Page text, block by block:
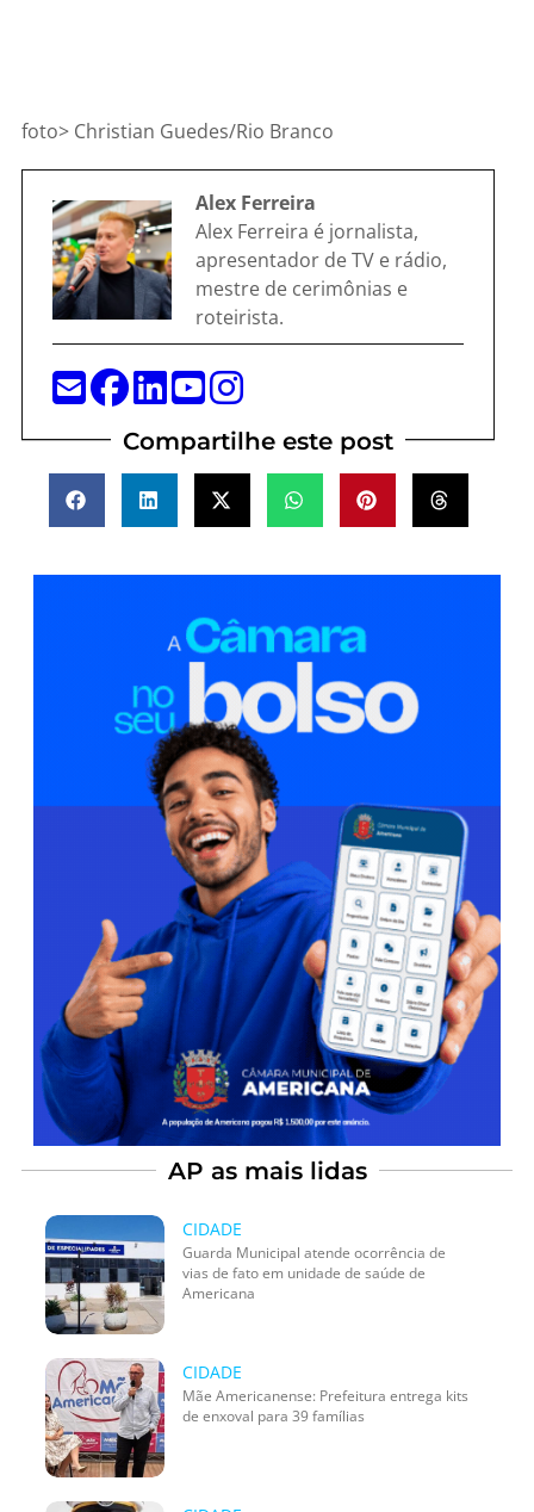
foto> Christian Guedes/Rio Branco
Alex Ferreira
Alex Ferreira é jornalista,
apresentador de TV e rádio,
mestre de cerimônias e
roteirista.
Compartilhe este post
AP as mais lidas
CIDADE
Guarda Municipal atende ocorrência de
vias de fato em unidade de saúde de
Americana
CIDADE
Mãe Americanense: Prefeitura entrega kits
de enxoval para 39 famílias